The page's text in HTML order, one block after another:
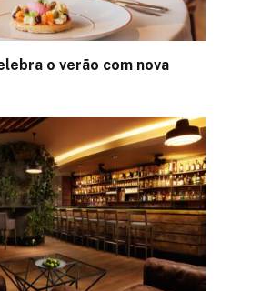
o verão com nova